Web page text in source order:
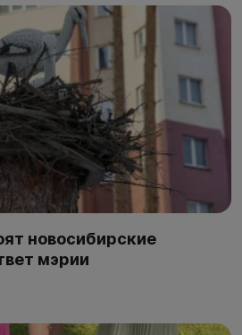
новосибирские
мэрии